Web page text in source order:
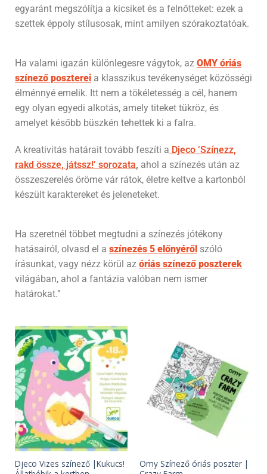
egyaránt megszólítja a kicsiket és a felnőtteket: ezek a
szettek éppoly stílusosak, mint amilyen szórakoztatóak.
Ha valami igazán különlegesre vágytok, az OMY óriás
színező poszterei a klasszikus tevékenységet közösségi
élménnyé emelik. Itt nem a tökéletesség a cél, hanem
egy olyan egyedi alkotás, amely titeket tükröz, és
amelyet később büszkén tehettek ki a falra.
A kreativitás határait tovább feszíti a Djeco ‘Színezz,
rakd össze, játssz!’ sorozata, ahol a színezés után az
összeszerelés öröme vár rátok, életre keltve a kartonból
készült karaktereket és jeleneteket.
Ha szeretnél többet megtudni a színezés jótékony
hatásairól, olvasd el a színezés 5 előnyéről szóló
írásunkat, vagy nézz körül az óriás színező poszterek
világában, ahol a fantázia valóban nem ismer
határokat.”
Djeco Vizes színező |Kukucs!
Omy Színező óriás poszter |